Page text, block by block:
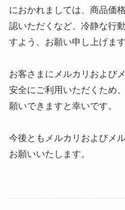
におかれましては、商品価
認いただくなど、冷静な行
すよう、お願い申し上げます
お客さまにメルカリおよび
安全にご利用いただくため
願いできますと幸いです。
今後ともメルカリおよびメ
お願いいたします。